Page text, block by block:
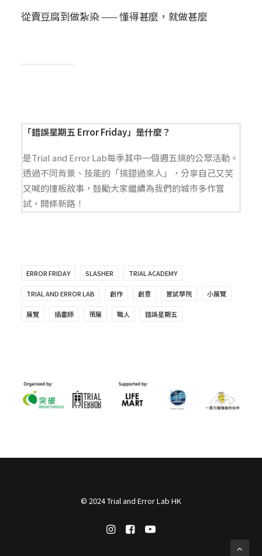
從賣豆腐到做紮染 —— 懂得甚麼，就做甚麼
「錯誤星期五 Error Friday」是什麼？
是Trial and Error Lab每季其中一個週五搞的公眾活動。
透過不同背景、技能的「搞錯過來人」，分享自己又笑
又喊的撞板故事，鼓勵大家繼續為我們的城市多作嘗
試，開條新路！
ERROR FRIDAY SLASHER TRIAL ACADEMY
TRIAL AND ERROR LAB 創作 創意 嘗試學院 小展覽
展覽 插畫師 策展 職人 錯誤星期五
© 2024 Trial and Error Lab HK